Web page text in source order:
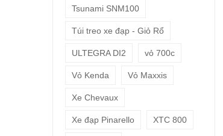
Tsunami SNM100
Túi treo xe đạp - Giỏ Rổ
ULTEGRA DI2 vỏ 700c
Vỏ Kenda Vỏ Maxxis
Xe Chevaux
Xe đạp Pinarello XTC 800